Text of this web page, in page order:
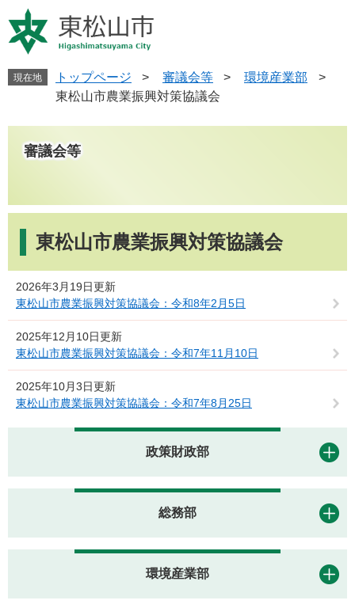
ー
ジ
す
ニ
ュ
し
現在地 トップページ > 審議会等 > 環境産業部
>
東松山市農業振興対策協議会
審議会等
東松山市農業振興対策協議会
2026年3月19日更新
東松山市農業振興対策協議会：令和8年2月5日
2025年12月10日更新
東松山市農業振興対策協議会：令和7年11月10日
2025年10月3日更新
東松山市農業振興対策協議会：令和7年8月25日
政策財政部
総務部
環境産業部